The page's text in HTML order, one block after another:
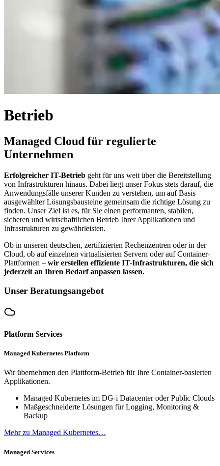
Betrieb
Managed Cloud für regulierte
Unternehmen
Erfolgreicher IT-Betrieb geht für uns weit über die Bereitstellung
von Infrastrukturen hinaus. Dabei liegt unser Fokus stets darauf, die
Anwendungsfälle unserer Kunden zu verstehen, um auf Basis
ausgewählter Lösungsbausteine gemeinsam die richtige Lösung zu
finden. Unser Ziel ist es, für Sie einen performanten, stabilen,
sicheren und wirtschaftlichen Betrieb Ihrer Applikationen und
Infrastrukturen zu gewährleisten.
Ob in unseren deutschen, zertifizierten Rechenzentren oder in der
Cloud, ob auf einzelnen virtualisierten Servern oder auf Container-
Plattformen – wir erstellen effiziente IT-Infrastrukturen, die sich
jederzeit an Ihren Bedarf anpassen lassen.
Unser Beratungsangebot
Platform Services
Managed Kubernetes Platform
Wir übernehmen den Plattform-Betrieb für Ihre Container-basierten
Applikationen.
Managed Kubernetes im DG-i Datacenter oder Public Clouds
Maßgeschneiderte Lösungen für Logging, Monitoring &
Backup
Mehr zu Managed Kubernetes…
Managed Services